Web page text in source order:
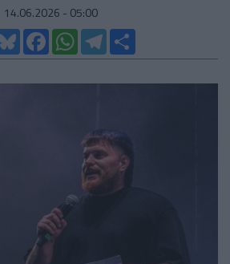
14.06.2026 - 05:00
BlueskyFacebookWhatsAppTelegram